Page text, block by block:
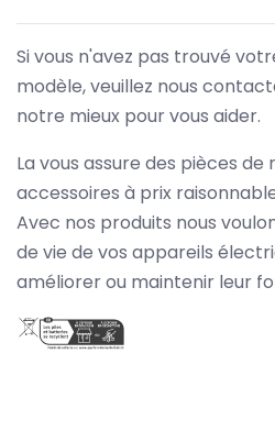
Si vous n'avez pas trouvé
modèle, veuillez nous
notre mieux pour vous aider.
La vous assure des pièces
accessoires à prix
Avec nos produits nous
de vie de vos appareils
améliorer ou maintenir leur